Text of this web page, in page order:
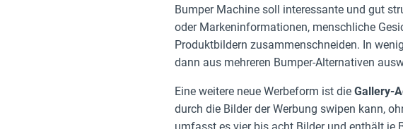
Bumper Machine soll interessante und gut
oder Markeninformationen, menschliche
Produktbildern zusammenschneiden. In
dann aus mehreren Bumper-Alternativen
Eine weitere neue Werbeform ist die Gallery-
durch die Bilder der Werbung swipen kann,